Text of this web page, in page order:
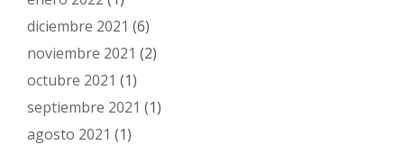
diciembre 2021 (6)
noviembre 2021 (2)
octubre 2021 (1)
septiembre 2021 (1)
agosto 2021 (1)